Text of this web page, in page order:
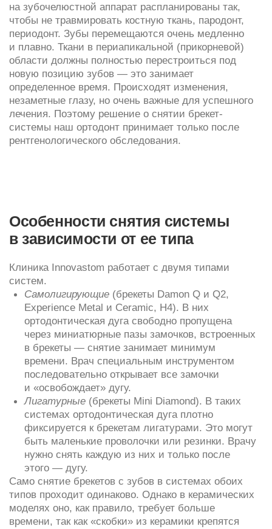
Почему опасно снимать
брекеты самостоятельно
В процессе установки ортодонт выполняет
определенный протокол, который включает в себя
специальную подготовку контактной поверхности
брекетов, нанесение прочного адгезивного
(клеящего) состава. Действия врача направлены
на то, чтобы «скобки» надежно продержались
на зубах по окончания коррекции. Для снятия
брекетов с зубов применяется специальный
инструмент. Он позволяет врачу выполнить
процедуру безопасно для эмали зубов.
Не пытайтесь сделать это дома. Без опыта
и инструментария можно практически
со стопроцентной вероятностью повредить саму
систему и/или эмаль.
Клиника Innovastom работает с двумя типами
систем.
Самолигирующие(брекеты Damon Q и Q2,
Experience Metal и Ceramic, H4). В них
ортодонтическая дуга свободно пропущена
системах ортодонтическая дуга плотно
фиксируется к брекетам лигатурами. Это могут
быть маленькие проволочки или резинки. Врачу
нужно снять каждую из них и только после
Само снятие брекетов с зубов в системах обоих
типов проходит одинаково. Однако в керамических
моделях оно, как правило, требует больше
времени, так как «скобки» из керамики крепятся
к эмали прочнее.
Особенности снятия системы
в зависимости от ее типа